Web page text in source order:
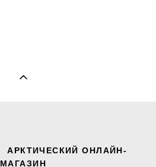
АРКТИЧЕСКИЙ ОНЛАЙН-
МАГАЗИН